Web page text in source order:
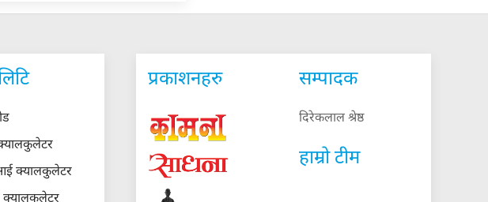
क्यालकुलेटर
प्रकाशनहरु सम्पादक
दिरेकलाल श्रेष्ठ
हाम्रो टीम